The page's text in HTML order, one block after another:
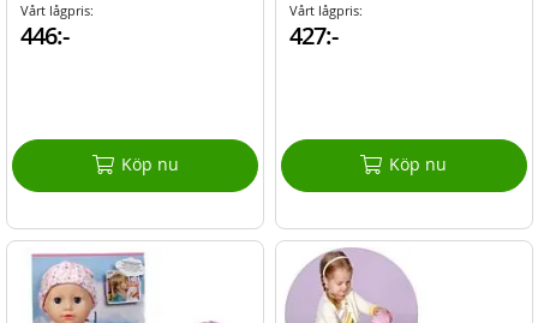
Vårt lågpris:
446:-
Köp nu
Vårt lågpris:
427:-
Köp nu